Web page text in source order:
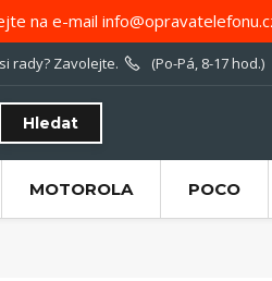
na e-mail
Hledat
rady? Zavolejte. (Po-Pá, 8-17 hod.)
MOTOROLA POCO